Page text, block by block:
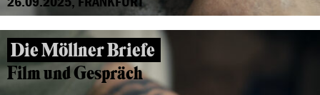
Die Möllner Briefe
Film und Gespräch